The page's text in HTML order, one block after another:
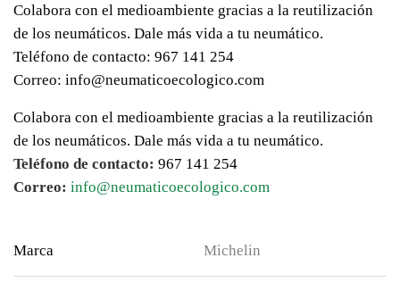
Colabora con el medioambiente gracias a la reutilización
de los neumáticos. Dale más vida a tu neumático.
Teléfono de contacto: 967 141 254
Correo: info@neumaticoecologico.com
Colabora con el medioambiente gracias a la reutilización
de los neumáticos. Dale más vida a tu neumático.
Teléfono de contacto: 967 141 254
Correo: info@neumaticoecologico.com
Marca Michelin